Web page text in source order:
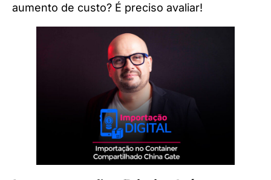
aumento de custo? É preciso avaliar!